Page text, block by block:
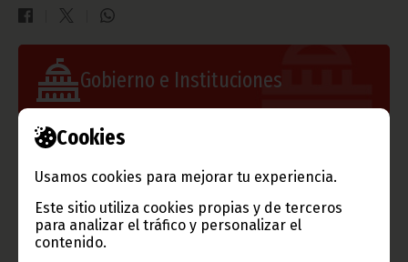
Cookies
Usamos cookies para mejorar tu experiencia.
Este sitio utiliza cookies propias y de terceros
para analizar el tráfico y personalizar el
contenido.
Gobierno e Instituciones
Información de Guinea Ecuatorial
TVGE